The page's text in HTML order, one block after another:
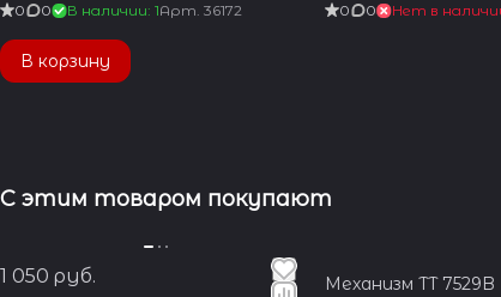
0 0 В наличии: 1Арт. 36172
В корзину
0 0 Нет в
С этим товаром покупают
1 050 руб. Механизм TT 7529B